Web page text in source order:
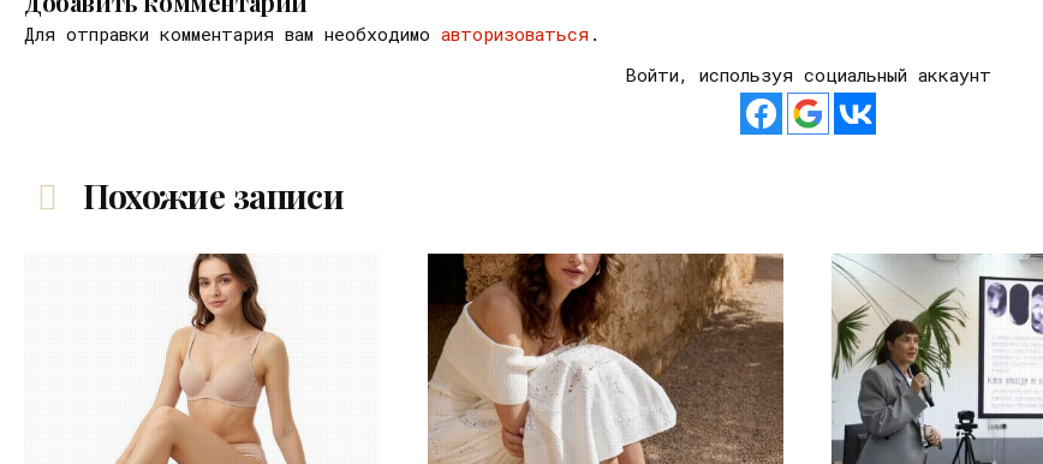
Для отправки комментария вам необходимо авторизоваться .
Войти, используя социальный аккаунт
Похожие записи